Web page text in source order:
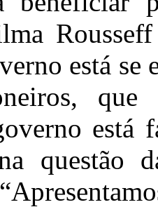
está se
está
questão